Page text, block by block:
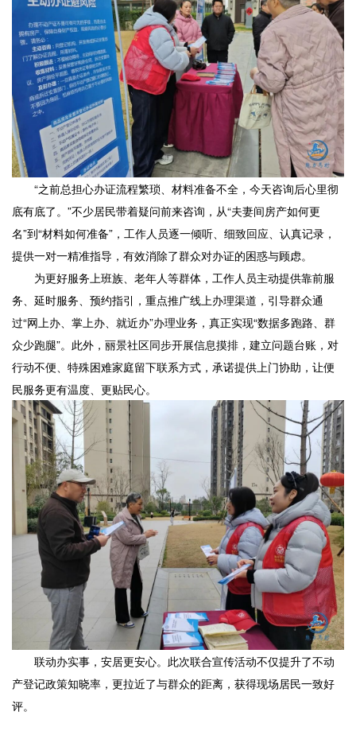
“之前总担心办证流程繁琐、材料准备不全，今天咨询后心里彻
底有底了。”不少居民带着疑问前来咨询，从“夫妻间房产如何更
名”到“材料如何准备”，工作人员逐一倾听、细致回应、认真记录，
提供一对一精准指导，有效消除了群众对办证的困惑与顾虑。
为更好服务上班族、老年人等群体，工作人员主动提供靠前服
务、延时服务、预约指引，重点推广线上办理渠道，引导群众通
过“网上办、掌上办、就近办”办理业务，真正实现“数据多跑路、群
众少跑腿”。此外，丽景社区同步开展信息摸排，建立问题台账，对
行动不便、特殊困难家庭留下联系方式，承诺提供上门协助，让便
民服务更有温度、更贴民心。
联动办实事，安居更安心。此次联合宣传活动不仅提升了不动
产登记政策知晓率，更拉近了与群众的距离，获得现场居民一致好
评。